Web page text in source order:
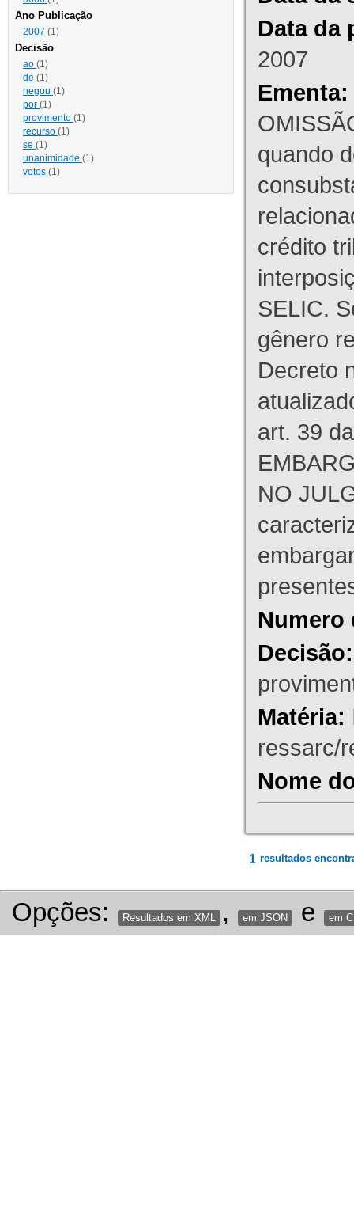
Ano Publicação
2007 (1)
Decisão
ao (1)
de (1)
negou (1)
por (1)
provimento (1)
recurso (1)
se (1)
unanimidade (1)
votos (1)
Data da
2007
Ementa:
quando
crédito
SELIC.
gênero
Decreto
art. 39
NO
Numero
Decisão:
Matéria:
ressarc/
Nome
1 resultados
Opções: Resultados em XML , em JSON e em